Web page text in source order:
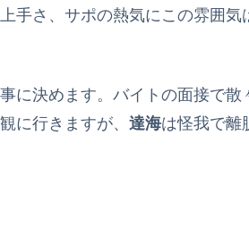
手さ、サポの熱気にこの雰囲気
に決めます。バイトの面接で散
に行きますが、 達海は怪我で離